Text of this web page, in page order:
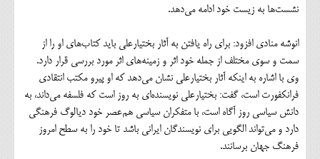
نشست‌ها به زیست خود ادامه می‌دهد.
انوشه منادی افزود: برای راه یافتن به آثار بختیارعلی باید کتاب‌های او را از
سمت و سوی مختلف از جمله خود اثر و زمینه‌های اثر مورد بررسی قرار دارد.
وی با اشاره به اینکه آثار بختیارعلی نشان می‌دهد که او پیرو مکتب انتقادی
فرانکفورت است، گفت: بختیارعلی نویسنده‌ای به روز است که فلسفه می‌داند، به
دانش سیاسی روز آگاه است، با متفکران سیاسی هم‌عصر خود دیالوگ فرهنگی
دارد و می‌تواند الگویی برای نویسندگان ایرانی باشد تا خود را به سطح امروز
فرهنگ جهان برسانند.